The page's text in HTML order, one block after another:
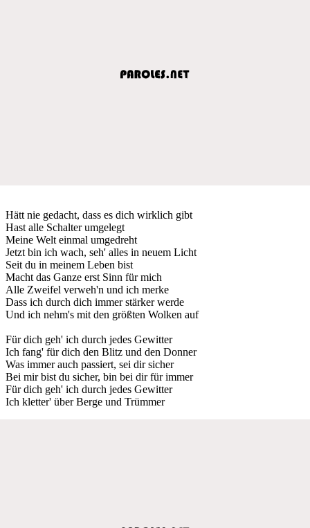
Hätt nie gedacht, dass es dich wirklich gibt
Hast alle Schalter umgelegt
Meine Welt einmal umgedreht
Jetzt bin ich wach, seh' alles in neuem Licht
Seit du in meinem Leben bist
Macht das Ganze erst Sinn für mich
Alle Zweifel verweh'n und ich merke
Dass ich durch dich immer stärker werde
Und ich nehm's mit den größten Wolken auf
Für dich geh' ich durch jedеs Gewitter
Ich fang' für dich den Blitz und dеn Donner
Was immer auch passiert, sei dir sicher
Bei mir bist du sicher, bin bei dir für immer
Für dich geh' ich durch jedes Gewitter
Ich kletter' über Berge und Trümmer